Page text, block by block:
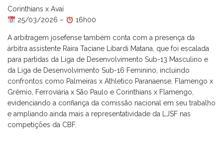
Corinthians x Avaí
25/03/2026 –
16h00
A arbitragem josefense também conta com a presença da
árbitra assistente Raira Taciane Libardi Matana, que foi escalada
para partidas da Liga de Desenvolvimento Sub-13 Masculino e
da Liga de Desenvolvimento Sub-16 Feminino, incluindo
confrontos como Palmeiras x Athletico Paranaense, Flamengo x
Grêmio, Ferroviária x São Paulo e Corinthians x Flamengo,
evidenciando a confiança da comissão nacional em seu trabalho
e ampliando ainda mais a representatividade da LJSF nas
competições da CBF.